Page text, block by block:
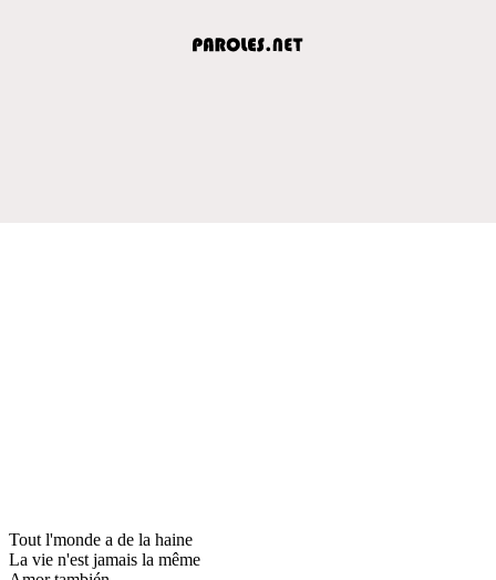
Tout l'monde a de la haine
La vie n'est jamais la même